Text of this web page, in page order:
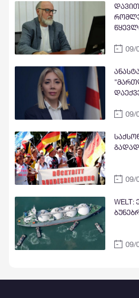
დავით
რაც
არა
09/
09/
09/
09/